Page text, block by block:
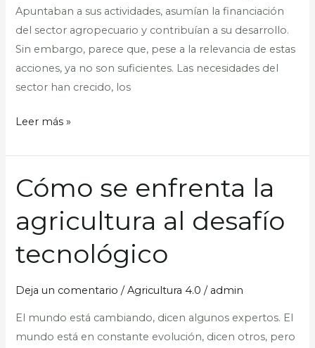
Apuntaban a sus actividades, asumían la financiación
del sector agropecuario y contribuían a su desarrollo.
Sin embargo, parece que, pese a la relevancia de estas
acciones, ya no son suficientes. Las necesidades del
sector han crecido, los
cajas
de
ahorros
Leer más »
Cómo se enfrenta la
agricultura al desafío
tecnológico
Deja un comentario /Agricultura 4.0 / admin
El mundo está cambiando, dicen algunos expertos. El
mundo está en constante evolución, dicen otros, pero
Cómo
se
enfrenta
agricultura
desafío
tecnológico